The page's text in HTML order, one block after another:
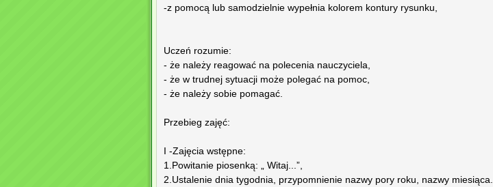
-z pomocą lub samodzielnie wypełnia kolorem kontury rysunku,
Uczeń rozumie:
- że należy reagować na polecenia nauczyciela,
- że w trudnej sytuacji może polegać na pomoc,
- że należy sobie pomagać.
Przebieg zajęć:
I -Zajęcia wstępne:
1.Powitanie piosenką: „ Witaj...”,
2.Ustalenie dnia tygodnia, przypomnienie nazwy pory roku, nazwy miesiąca.